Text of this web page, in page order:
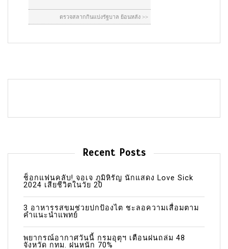
Recent Posts
ช็อกแฟนคลับ! จอเจ ภูมิหิรัญ นักแสดง Love Sick
2024 เสียชีวิตในวัย 20
3 อาหารรสขมช่วยปกป้องไต ชะลอความเสื่อมตาม
คำแนะนำแพทย์
พยากรณ์อากาศวันนี้ กรมอุตุฯ เตือนฝนถล่ม 48
จังหวัด กทม. ฝนหนัก 70%